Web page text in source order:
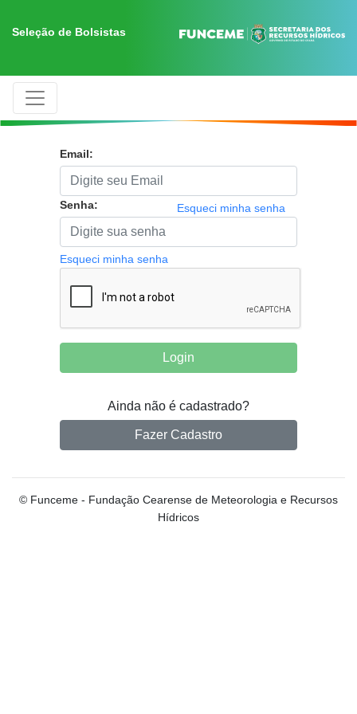
Seleção de Bolsistas
Email:
Esqueci minha senha
Senha:
Esqueci minha senha
Ainda não é cadastrado?
Fazer Cadastro
© Funceme - Fundação Cearense de Meteorologia e Recursos
Hídricos